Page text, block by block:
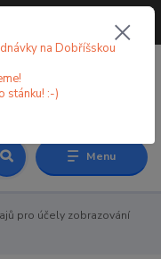
Menu
pro účely zobrazování
na Dobříšskou
stánku! :-)